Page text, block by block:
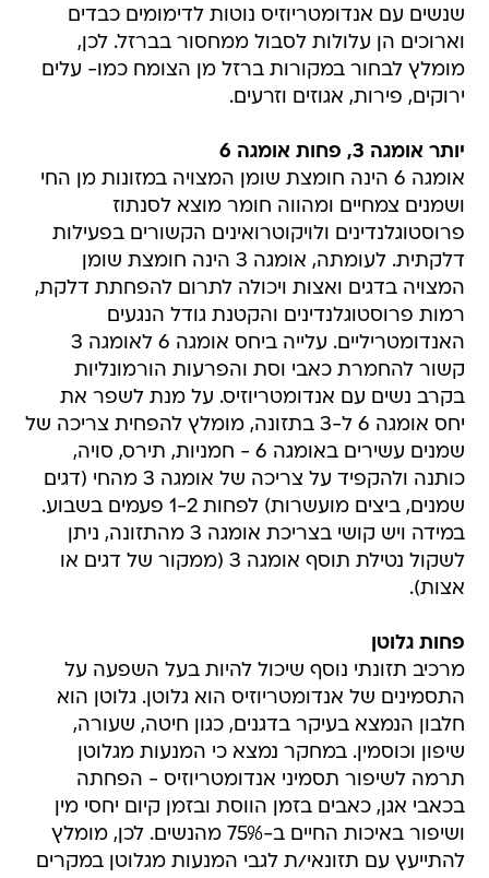
מומלץ לבחור במקורות ברזל מן הצומח כמו- עלים
ירוקים, פירות, אגוזים וזרעים.
יותר אומגה 3, פחות אומגה 6
ושמנים צמחיים ומהווה חומר מוצא לסנתוז
פרוסטוגלנדינים ולויקוטרואינים הקשורים בפעילות
דלקתית. לעומתה, אומגה 3 הינה חומצת שומן
המצויה בדגים ואצות ויכולה לתרום להפחתת דלקת,
רמות פרוסטוגלנדינים והקטנת גודל הנגעים
האנדומטריליים. עלייה ביחס אומגה 6 לאומגה 3
קשור להחמרת כאבי וסת והפרעות הורמונליות
בקרב נשים עם אנדומטריוזיס. על מנת לשפר את
יחס אומגה 6 ל-3 בתזונה, מומלץ להפחית צריכה של
שמנים עשירים באומגה 6 - חמניות, תירס, סויה,
כותנה ולהקפיד על צריכה של אומגה 3 מהחי (דגים
שמנים, ביצים מועשרות) לפחות 1-2 פעמים בשבוע.
במידה ויש קושי בצריכת אומגה 3 מהתזונה, ניתן
לשקול נטילת תוסף אומגה 3 (ממקור של דגים או
אצות).
פחות גלוטן
התסמינים של אנדומטריוזיס הוא גלוטן. גלוטן הוא
חלבון הנמצא בעיקר בדגנים, כגון חיטה, שעורה,
שיפון וכוסמין. במחקר נמצא כי המנעות מגלוטן
תרמה לשיפור תסמיני אנדומטריוזיס - הפחתה
בכאבי אגן, כאבים בזמן הווסת ובזמן קיום יחסי מין
ושיפור באיכות החיים ב-75% מהנשים. לכן, מומלץ
להתייעץ עם תזונאי/ת לגבי המנעות מגלוטן במקרים
של אנדומטריוזיס.